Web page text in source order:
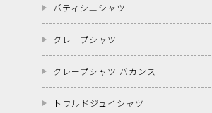
パティシエシャツ
クレープシャツ
クレープシャツ バカンス
トワルドジュイシャツ